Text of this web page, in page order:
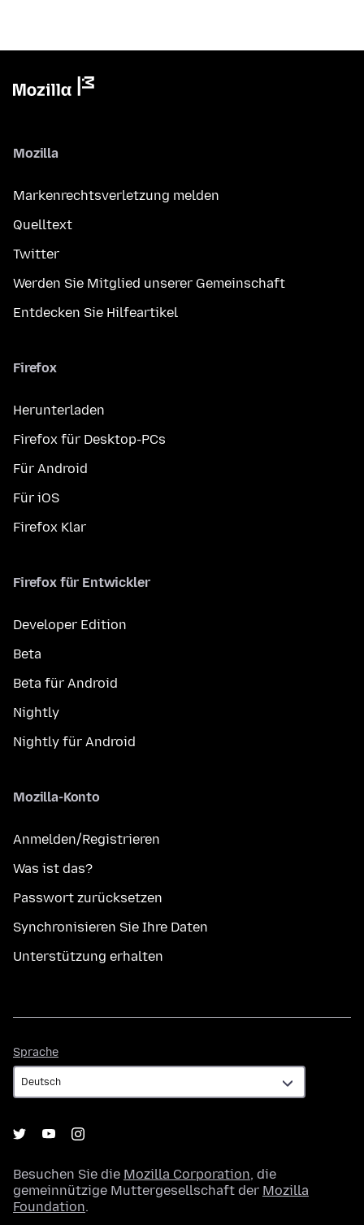
Mozilla
Markenrechtsverletzung melden
Quelltext
Twitter
Werden Sie Mitglied unserer Gemeinschaft
Entdecken Sie Hilfeartikel
Firefox
Herunterladen
Firefox für Desktop-PCs
Für Android
Für iOS
Firefox Klar
Firefox für Entwickler
Developer Edition
Beta
Beta für Android
Nightly
Nightly für Android
Mozilla-Konto
Anmelden/Registrieren
Was ist das?
Passwort zurücksetzen
Synchronisieren Sie Ihre Daten
Unterstützung erhalten
Sprache
Besuchen Sie die Mozilla Corporation, die
gemeinnützige Muttergesellschaft der Mozilla
Foundation.